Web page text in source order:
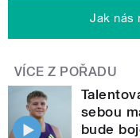
Jak nás
VÍCE Z POŘADU
sebou
bude